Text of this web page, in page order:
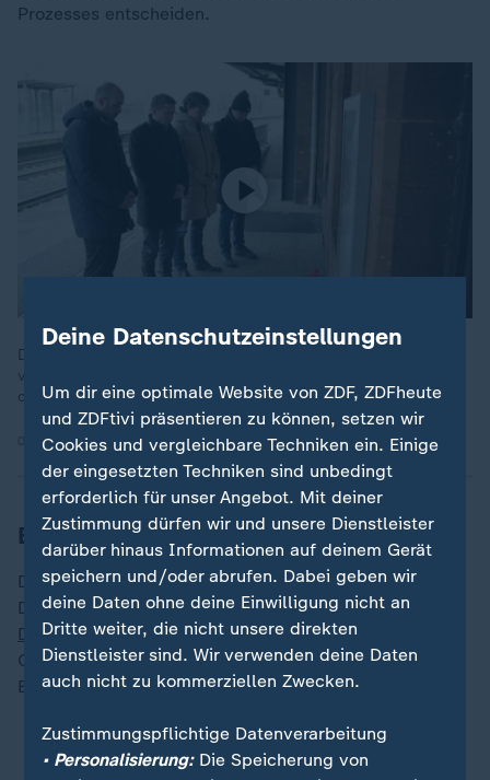
Prozesses entscheiden.
Der Zugbegleiter Serkan C. wurde bei dem Angriff tödlich
verletzt. Der Vorfall erschütterte das Land, eine Debatte über
die Sicherheit von Zugpersonal entbrannte.
04.02.2026 | 1:45 min
Bundesweit Entsetzen über Tat
Die Tat löste bundesweit Entsetzen aus und trat eine
Debatte über die Sicherheit des Zugpersonals los. Die
Deutsche Bahnhielt einen "Sicherheitsgipfel" mit
Gewerkschaftern sowie Vertretern aus Politik und
Behörden ab.
Bahn will Sicherheit erhöhen - Bodycams für
Zugpersonal
Deine Datenschutzeinstellungen
Um dir eine optimale Website von ZDF, ZDFheute
und ZDFtivi präsentieren zu können, setzen wir
Cookies und vergleichbare Techniken ein. Einige
der eingesetzten Techniken sind unbedingt
erforderlich für unser Angebot. Mit deiner
Zustimmung dürfen wir und unsere Dienstleister
darüber hinaus Informationen auf deinem Gerät
speichern und/oder abrufen. Dabei geben wir
deine Daten ohne deine Einwilligung nicht an
Dritte weiter, die nicht unsere direkten
Dienstleister sind. Wir verwenden deine Daten
auch nicht zu kommerziellen Zwecken.
Zustimmungspflichtige Datenverarbeitung
• Personalisierung:Die Speicherung von